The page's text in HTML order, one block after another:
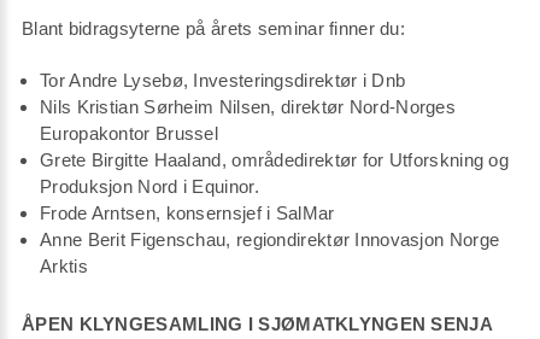
Blant bidragsyterne på årets seminar finner du:
Tor Andre Lysebø, Investeringsdirektør i Dnb
Nils Kristian Sørheim Nilsen, direktør Nord-Norges
Europakontor Brussel
Grete Birgitte Haaland, områdedirektør for Utforskning og
Produksjon Nord i Equinor.
Frode Arntsen, konsernsjef i SalMar
Anne Berit Figenschau, regiondirektør Innovasjon Norge
Arktis
ÅPEN KLYNGESAMLING I SJØMATKLYNGEN SENJA